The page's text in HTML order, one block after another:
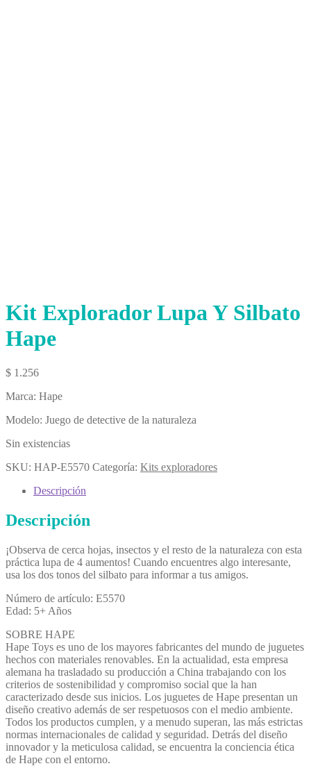
Kit Explorador Lupa Y Silbato
Hape
$ 1.256
Marca: Hape
Modelo: Juego de detective de la naturaleza
Sin existencias
SKU: HAP-E5570 Categoría: Kits exploradores
Descripción
Descripción
¡Observa de cerca hojas, insectos y el resto de la naturaleza con esta
práctica lupa de 4 aumentos! Cuando encuentres algo interesante,
usa los dos tonos del silbato para informar a tus amigos.
Número de artículo: E5570
Edad: 5+ Años
SOBRE HAPE
Hape Toys es uno de los mayores fabricantes del mundo de juguetes
hechos con materiales renovables. En la actualidad, esta empresa
alemana ha trasladado su producción a China trabajando con los
criterios de sostenibilidad y compromiso social que la han
caracterizado desde sus inicios. Los juguetes de Hape presentan un
diseño creativo además de ser respetuosos con el medio ambiente.
Todos los productos cumplen, y a menudo superan, las más estrictas
normas internacionales de calidad y seguridad. Detrás del diseño
innovador y la meticulosa calidad, se encuentra la conciencia ética
de Hape con el entorno.